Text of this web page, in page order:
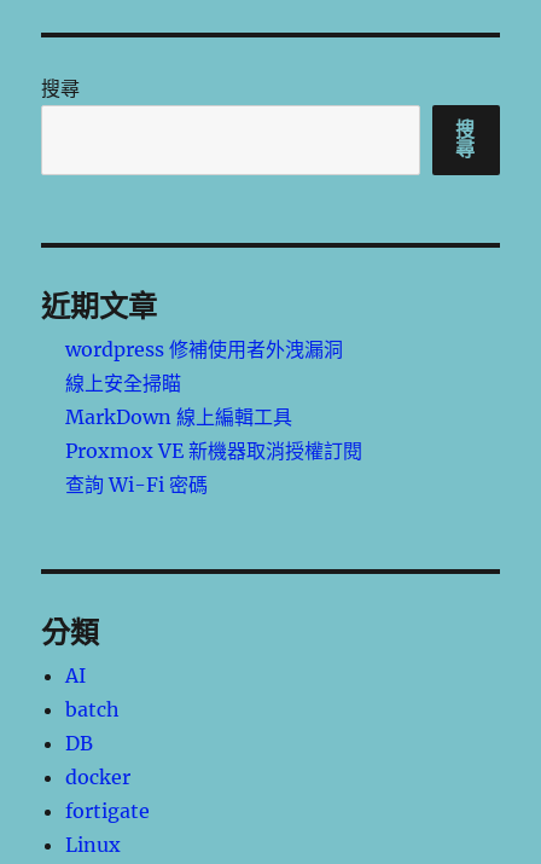
搜尋
搜
尋
近期文章
wordpress 修補使用者外洩漏洞
線上安全掃瞄
MarkDown 線上編輯工具
Proxmox VE 新機器取消授權訂閱
查詢 Wi-Fi 密碼
分類
AI
batch
DB
docker
fortigate
Linux